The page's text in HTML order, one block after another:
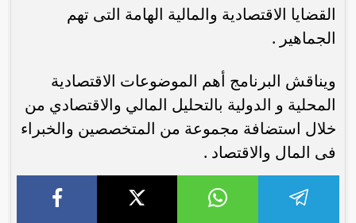
القضايا الاقتصادية والمالية الهامة التى تهم
الجماهير .
ويناقش البرنامج أهم الموضوعات الاقتصادية
المحلية و الدولية بالتحليل المالي والاقتصادي من
خلال استضافة مجموعة من المتخصصين والخبراء
فى المال والاقتصاد .